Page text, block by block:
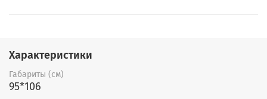
Характеристики
Габариты (см)
95*106